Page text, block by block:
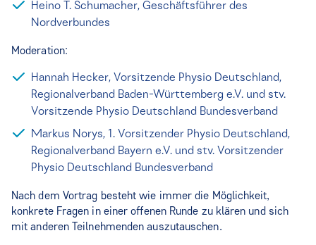
Heino T. Schumacher, Geschäftsführer des
Nordverbundes
Moderation:
Hannah Hecker, Vorsitzende Physio Deutschland,
Regionalverband Baden-Württemberg e.V. und stv.
Vorsitzende Physio Deutschland Bundesverband
Markus Norys, 1. Vorsitzender Physio Deutschland,
Regionalverband Bayern e.V. und stv. Vorsitzender
Physio Deutschland Bundesverband
Nach dem Vortrag besteht wie immer die Möglichkeit,
konkrete Fragen in einer offenen Runde zu klären und sich
mit anderen Teilnehmenden auszutauschen.